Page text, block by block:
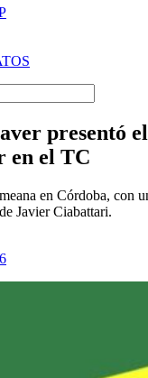
presentó
en el TC
en Córdoba, con
Javier Ciabattari.